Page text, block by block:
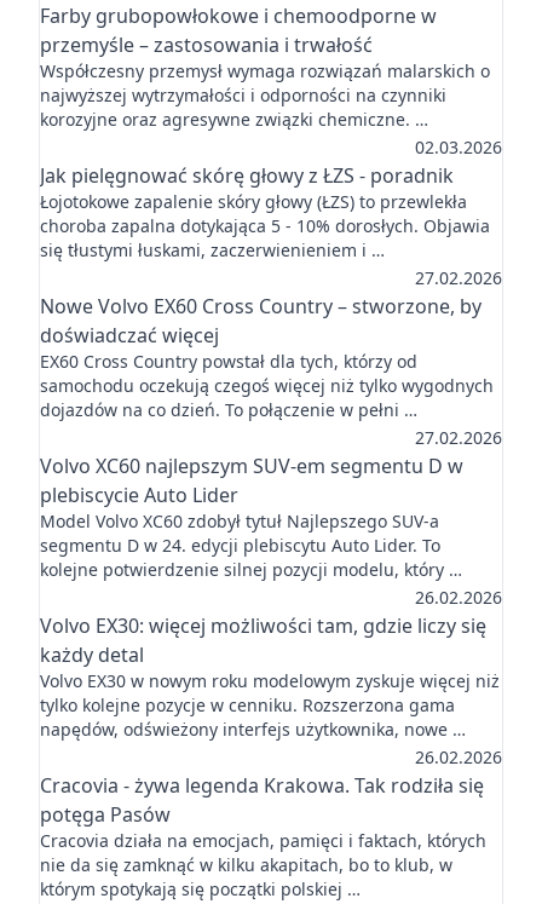
Farby grubopowłokowe i chemoodporne w
przemyśle – zastosowania i trwałość
Współczesny przemysł wymaga rozwiązań malarskich o
najwyższej wytrzymałości i odporności na czynniki
korozyjne oraz agresywne związki chemiczne. …
02.03.2026
Jak pielęgnować skórę głowy z ŁZS - poradnik
Łojotokowe zapalenie skóry głowy (ŁZS) to przewlekła
choroba zapalna dotykająca 5 - 10% dorosłych. Objawia
się tłustymi łuskami, zaczerwienieniem i …
27.02.2026
Nowe Volvo EX60 Cross Country – stworzone, by
doświadczać więcej
EX60 Cross Country powstał dla tych, którzy od
samochodu oczekują czegoś więcej niż tylko wygodnych
dojazdów na co dzień. To połączenie w pełni …
27.02.2026
Volvo XC60 najlepszym SUV-em segmentu D w
plebiscycie Auto Lider
Model Volvo XC60 zdobył tytuł Najlepszego SUV-a
segmentu D w 24. edycji plebiscytu Auto Lider. To
kolejne potwierdzenie silnej pozycji modelu, który …
26.02.2026
Volvo EX30: więcej możliwości tam, gdzie liczy się
każdy detal
Volvo EX30 w nowym roku modelowym zyskuje więcej niż
tylko kolejne pozycje w cenniku. Rozszerzona gama
napędów, odświeżony interfejs użytkownika, nowe …
26.02.2026
Cracovia - żywa legenda Krakowa. Tak rodziła się
potęga Pasów
Cracovia działa na emocjach, pamięci i faktach, których
nie da się zamknąć w kilku akapitach, bo to klub, w
którym spotykają się początki polskiej …